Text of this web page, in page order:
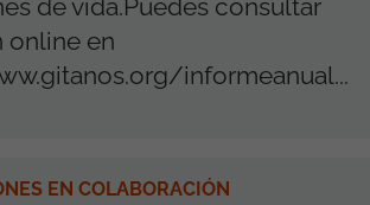
de vida.Puedes consultar
online en
informeanual...
EN COLABORACIÓN